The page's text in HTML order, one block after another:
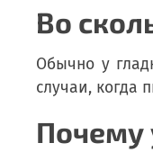
Во
Обычно у
случаи, когда
Почему